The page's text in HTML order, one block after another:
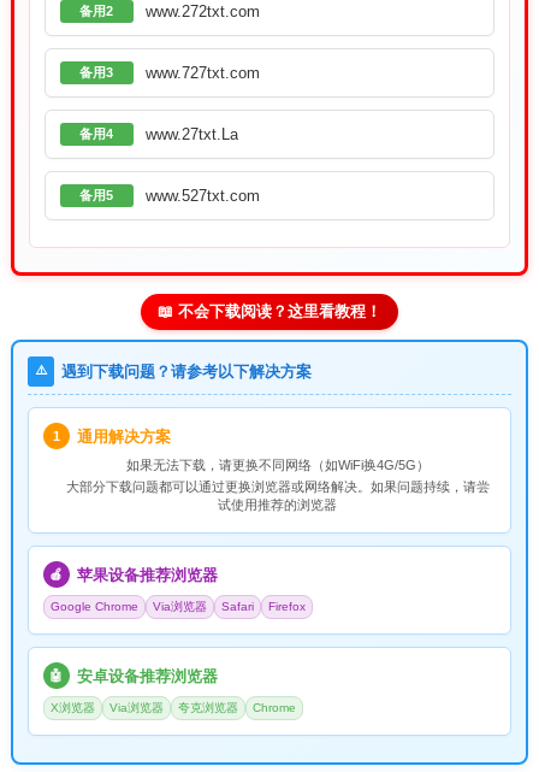
备用2 www.272txt.com
备用3 www.727txt.com
备用4 www.27txt.La
备用5 www.527txt.com
📖 不会下载阅读？这里看教程！
⚠️ 遇到下载问题？请参考以下解决方案
1 通用解决方案
如果无法下载，请更换不同网络（如WiFi换4G/5G）
大部分下载问题都可以通过更换浏览器或网络解决。如果问题持续，请尝
试使用推荐的浏览器
🍎 苹果设备推荐浏览器
Google Chrome Via浏览器 Safari Firefox
🤖 安卓设备推荐浏览器
X浏览器 Via浏览器 夸克浏览器 Chrome